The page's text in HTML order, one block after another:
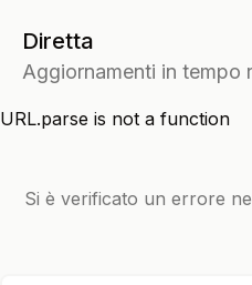
Diretta
Aggiornamenti in tempo
URL.parse is not a function
Si è verificato un errore